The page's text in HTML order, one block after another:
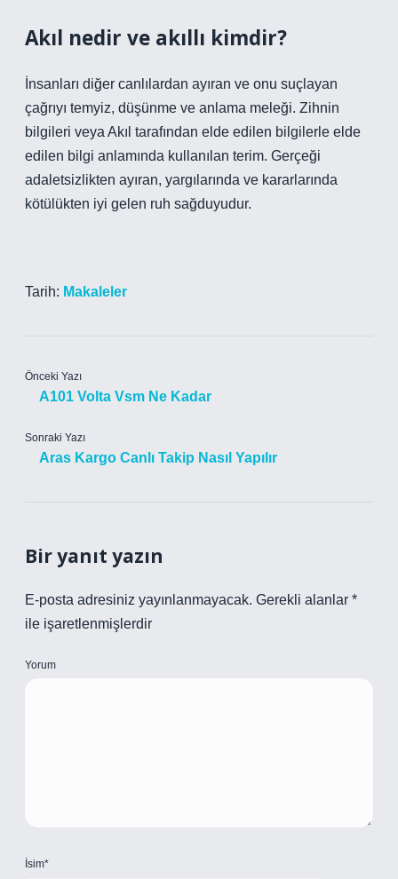
Akıl nedir ve akıllı kimdir?
İnsanları diğer canlılardan ayıran ve onu suçlayan
çağrıyı temyiz, düşünme ve anlama meleği. Zihnin
bilgileri veya Akıl tarafından elde edilen bilgilerle elde
edilen bilgi anlamında kullanılan terim. Gerçeği
adaletsizlikten ayıran, yargılarında ve kararlarında
kötülükten iyi gelen ruh sağduyudur.
Tarih: Makaleler
Önceki Yazı
A101 Volta Vsm Ne Kadar
Sonraki Yazı
Aras Kargo Canlı Takip Nasıl Yapılır
Bir yanıt yazın
E-posta adresiniz yayınlanmayacak. Gerekli alanlar *
ile işaretlenmişlerdir
Yorum
İsim*